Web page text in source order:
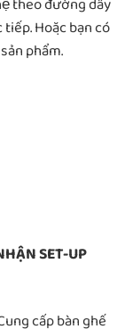
Hoặc bạn có
phẩm.
SET-UP
cấp bàn ghế